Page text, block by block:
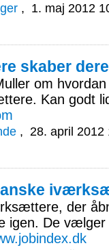
, 1. maj 2012
skaber
om
Kan godt
, 28. april
der
igen. De